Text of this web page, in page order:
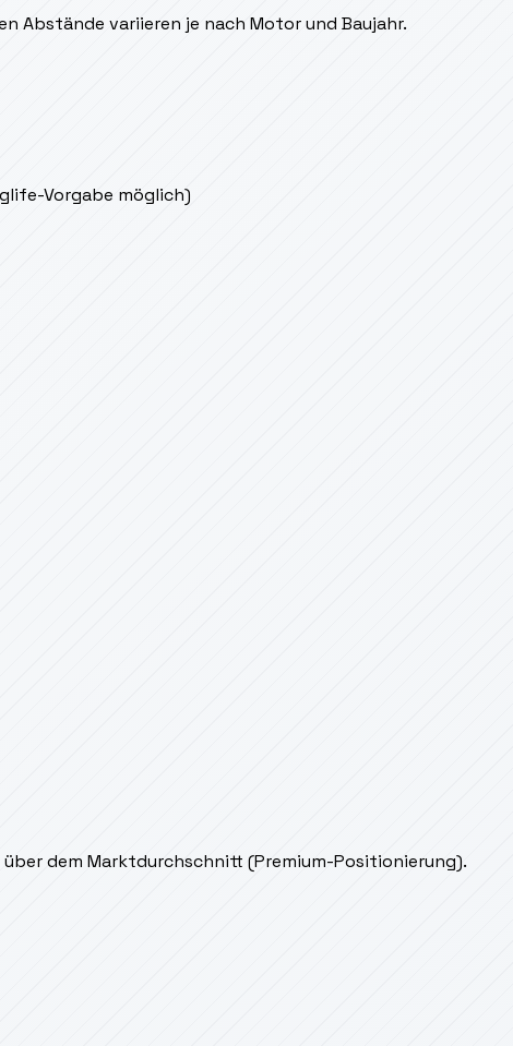
Abstände variieren je nach Motor und Baujahr.
Vorgabe möglich)
über dem Marktdurchschnitt (Premium-Positionierung).